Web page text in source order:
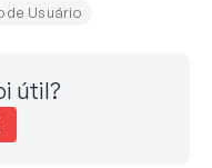
de Usuário
útil?